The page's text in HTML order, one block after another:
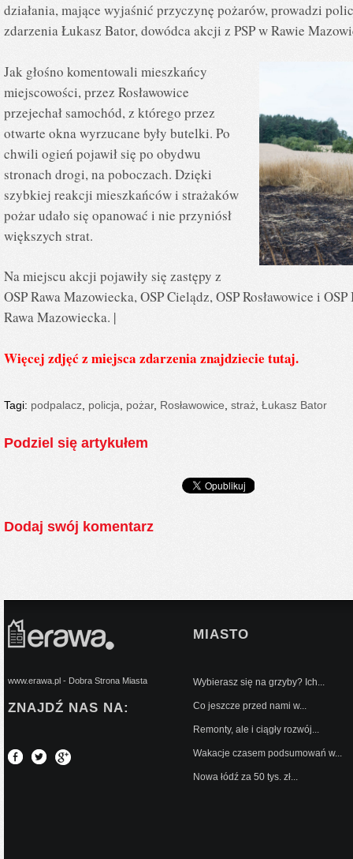
działania, mające wyjaśnić przyczynę pożarów, prowadzi
zdarzenia Łukasz Bator, dowódca akcji z PSP w Rawie
Jak głośno komentowali mieszkańcy
miejscowości, przez Rosławowice
przejechał samochód, z którego przez
otwarte okna wyrzucane były butelki. Po
chwili ogień pojawił się po obydwu
stronach drogi, na poboczach. Dzięki
szybkiej reakcji mieszkańców i strażaków
pożar udało się opanować i nie przyniósł
większych strat.
Na miejscu akcji pojawiły się zastępy z
OSP Rawa Mazowiecka, OSP Cielądz, OSP Rosławowice i
Rawa Mazowiecka. |
Więcej zdjęć z miejsca zdarzenia znajdziecie tutaj.
Tagi: podpalacz policja pożar, Rosławowice straż Łukasz Bator
Podziel się artykułem
Dodaj swój komentarz
www.erawa.pl - Dobra Strona Miasta
ZNAJDŹ NAS NA:
MIASTO
Wybierasz się na grzyby? Ich...
Co jeszcze przed nami w...
Remonty, ale i ciągły rozwój...
Wakacje czasem podsumowań w...
Nowa łódź za 50 tys. zł...